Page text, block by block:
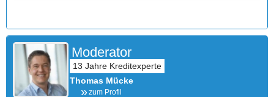
Moderator
Thomas Mücke
zum Profil